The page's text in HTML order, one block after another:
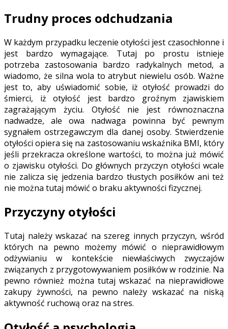
Trudny proces odchudzania
W każdym przypadku leczenie otyłości jest czasochłonne i
jest bardzo wymagające. Tutaj po prostu istnieje
potrzeba zastosowania bardzo radykalnych metod, a
wiadomo, że silna wola to atrybut niewielu osób. Ważne
jest to, aby uświadomić sobie, iż otyłość prowadzi do
śmierci, iż otyłość jest bardzo groźnym zjawiskiem
zagrażającym życiu. Otyłość nie jest równoznaczna
nadwadze, ale owa nadwaga powinna być pewnym
sygnałem ostrzegawczym dla danej osoby. Stwierdzenie
otyłości opiera się na zastosowaniu wskaźnika BMI, który
jeśli przekracza określone wartości, to można już mówić
o zjawisku otyłości. Do głównych przyczyn otyłości wcale
nie zalicza się jedzenia bardzo tłustych posiłków ani też
nie można tutaj mówić o braku aktywności fizycznej.
Przyczyny otyłości
Tutaj należy wskazać na szereg innych przyczyn, wśród
których na pewno możemy mówić o nieprawidłowym
odżywianiu w kontekście niewłaściwych zwyczajów
związanych z przygotowywaniem posiłków w rodzinie. Na
pewno również można tutaj wskazać na nieprawidłowe
zakupy żywności, na pewno należy wskazać na niską
aktywność ruchową oraz na stres.